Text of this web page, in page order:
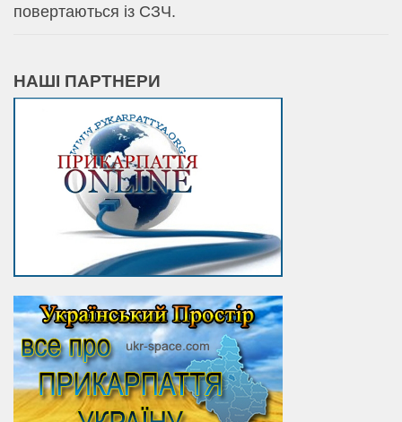
повертаються із СЗЧ.
НАШІ ПАРТНЕРИ